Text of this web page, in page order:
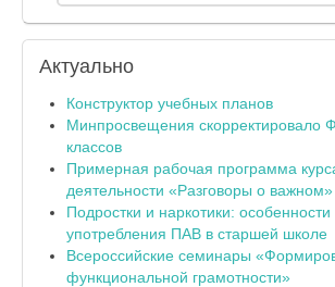
Актуально
Конструктор учебных планов
Минпросвещения скорректировало
классов
Примерная рабочая программа
деятельности «Разговоры о важном»
Подростки и наркотики:
употребления ПАВ в старшей школе
Всероссийские семинары
функциональной грамотности»